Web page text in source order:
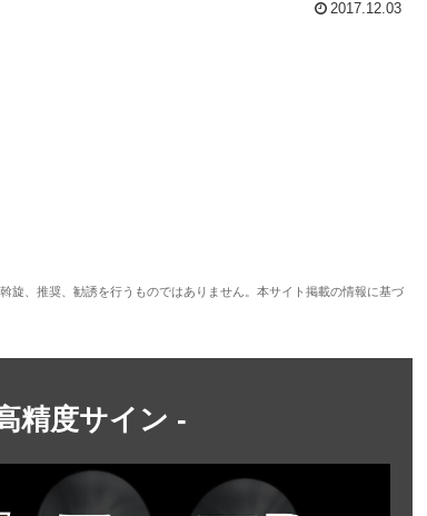
2017.12.03
、推奨、勧誘を行うものではありません。本サイト掲載の情報に基づ
精度サイン -